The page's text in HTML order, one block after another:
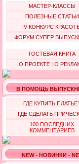
МАСТЕР-КЛАССЫ
ПОЛЕЗНЫЕ СТАТЬИ
IV КОНКУРС
ФОРУМ СУПЕР
ГОСТЕВАЯ КНИГА
О ПРОЕКТЕ | О
В ПОМОЩЬ
ГДЕ КУПИТЬ
ГДЕ СДЕЛАТЬ
100 ПОСЛЕДНИХ
КОММЕНТАРИЕВ
NEW - НОВИНКИ -